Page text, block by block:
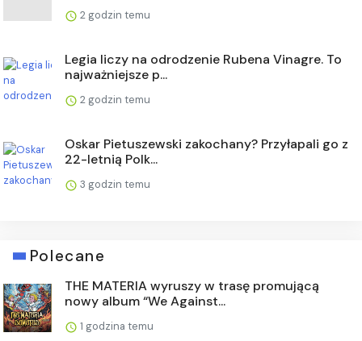
2 godzin temu
Legia liczy na odrodzenie Rubena Vinagre. To
najważniejsze p...
2 godzin temu
Oskar Pietuszewski zakochany? Przyłapali go z
22-letnią Polk...
3 godzin temu
Polecane
THE MATERIA wyruszy w trasę promującą
nowy album “We Against...
1 godzina temu